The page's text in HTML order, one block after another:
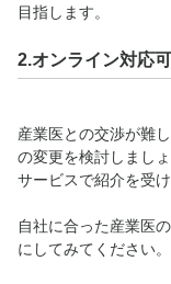
目指します。
2.オンライン対応
産業医との交渉が難
の変更を検討しまし
サービスで紹介を受け
自社に合った産業医
にしてみてください。